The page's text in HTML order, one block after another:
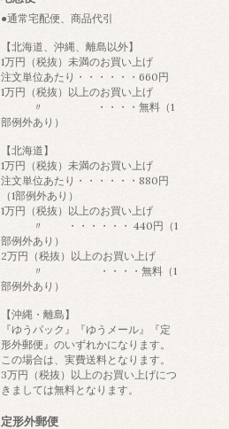
●通常宅配便、商品代引
【北海道、沖縄、離島以外】
1万円（税抜）未満のお買い上げ
注文単位あたり・・・・・・660円
1万円（税抜）以上のお買い上げ
〃 ・・・・無料（1
部例外あり）
【北海道】
1万円（税抜）未満のお買い上げ
注文単位あたり・・・・・・880円
（1部例外あり）
1万円（税抜）以上のお買い上げ
〃 ・・・・・・ 440円（1
部例外あり）
2万円（税抜）以上のお買い上げ
〃 ・・・・無料（1
部例外あり）
【沖縄・離島】
『ゆうパック』『ゆうメール』『定
形外郵便』のいずれかになります。
この場合は、実費送料となります。
3万円（税抜）以上のお買い上げにつ
きましては無料となります。
定形外郵便